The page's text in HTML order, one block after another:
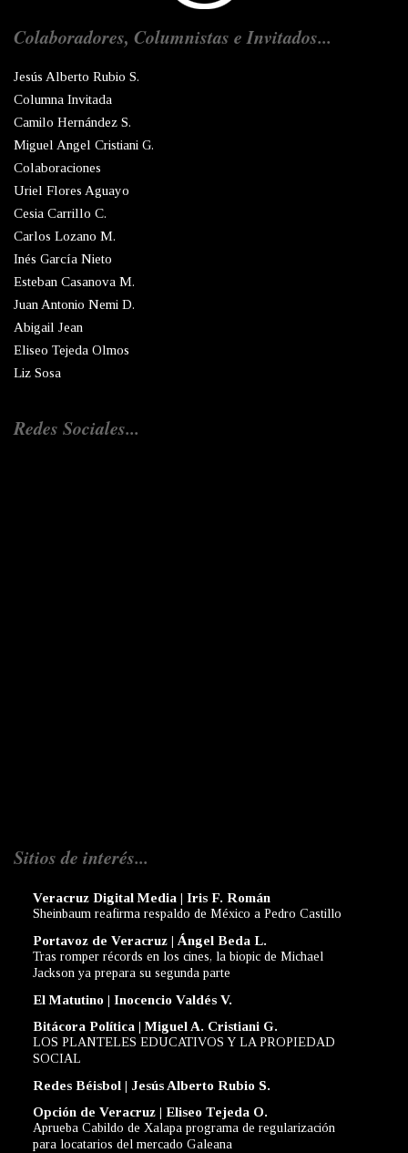
Colaboradores, Columnistas e Invitados...
Jesús Alberto Rubio S.
Columna Invitada
Camilo Hernández S.
Miguel Angel Cristiani G.
Colaboraciones
Uriel Flores Aguayo
Cesia Carrillo C.
Carlos Lozano M.
Inés García Nieto
Esteban Casanova M.
Juan Antonio Nemi D.
Abigail Jean
Eliseo Tejeda Olmos
Liz Sosa
Redes Sociales...
Sitios de interés...
Veracruz Digital Media | Iris F. Román
Sheinbaum reafirma respaldo de México a Pedro Castillo
Portavoz de Veracruz | Ángel Beda L.
Tras romper récords en los cines, la biopic de Michael
Jackson ya prepara su segunda parte
El Matutino | Inocencio Valdés V.
Bitácora Política | Miguel A. Cristiani G.
LOS PLANTELES EDUCATIVOS Y LA PROPIEDAD
SOCIAL
Redes Béisbol | Jesús Alberto Rubio S.
Opción de Veracruz | Eliseo Tejeda O.
Aprueba Cabildo de Xalapa programa de regularización
para locatarios del mercado Galeana